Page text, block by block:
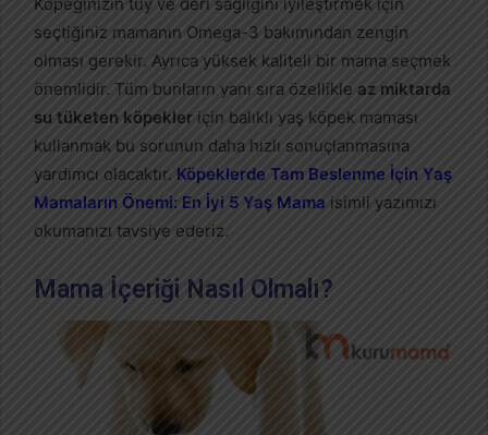
seçtiğiniz mamanın Omega-3 bakımından zengin
olması gerekir. Ayrıca yüksek kaliteli bir mama seçmek
önemlidir. Tüm bunların yanı sıra özellikle az miktarda
su tüketen köpekler için balıklı yaş köpek maması
kullanmak bu sorunun daha hızlı sonuçlanmasına
yardımcı olacaktır. Köpeklerde Tam Beslenme İçin Yaş
Mamaların Önemi: En İyi 5 Yaş Mama isimli yazımızı
okumanızı tavsiye ederiz.
Mama İçeriği Nasıl Olmalı?